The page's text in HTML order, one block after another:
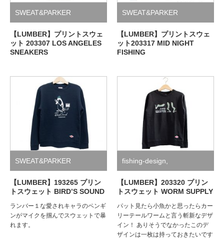
SWEAT&PARKER
【LUMBER】プリントスウェ
ット 203307 LOS ANGELES
SNEAKERS
SWEAT&PARKER
【LUMBER】プリントスウェ
ット203317 MID NIGHT
FISHING
SWEAT&PARKER
【LUMBER】193265 プリン
トスウェット BIRD’S SOUND
ランバー１な愛されキャラのペンギ
ンがマイクを掴んでスウェットで暴
れます。
fishing-design
SWEAT&PARKER
【LUMBER】203320 プリン
トスウェット WORM SUPPLY
パット見たら小魚かと思ったらカー
リーテールワームと言う斬新なデザ
イン！ ありそうでなかったこのデ
ザインは一枚は持っておきたいです